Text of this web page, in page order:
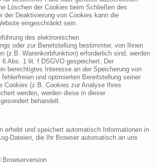
Löschen der Cookies beim Schließen des
der Deaktivierung von Cookies kann die
eingeschränkt sein.
des elektronischen
oder zur Bereitstellung bestimmter, von Ihnen
(z.B. Warenkorbfunktion) erforderlich sind, werden
6 Abs. 1 lit. f DSGVO gespeichert. Der
berechtigtes Interesse an der Speicherung von
und optimierten Bereitstellung seiner
Cookies (z.B. Cookies zur Analyse Ihres
werden, werden diese in dieser
behandelt.
erhebt und speichert automatisch Informationen in
Dateien, die Ihr Browser automatisch an uns
Browserversion